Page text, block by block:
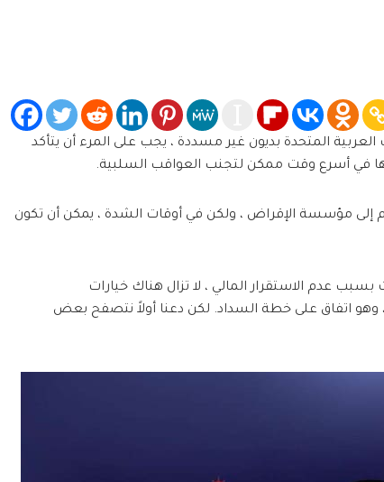
العربية المتحدة بديون غير مسددة ، يجب على المرء أن يتأكد
في أسرع وقت ممكن لتجنب العواقب السلبية.
إلى مؤسسة الإقراض ، ولكن في أوقات الشدة ، يمكن أن تكون
عدم الاستقرار المالي ، لا تزال هناك خيارات
اتفاق على خطة السداد. لكن دعنا أولاً نتصفح بعض